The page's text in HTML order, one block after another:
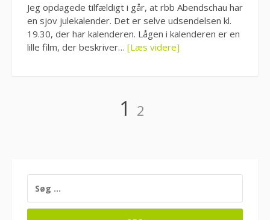
Jeg opdagede tilfældigt i går, at rbb Abendschau har
en sjov julekalender. Det er selve udsendelsen kl.
19.30, der har kalenderen. Lågen i kalenderen er en
lille film, der beskriver… [Læs videre]
Indlægsinddeling
Side
1 Side
2
EFTER: